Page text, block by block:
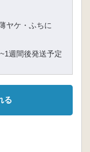
ヤケ・ふちに
週間後発送予定
る